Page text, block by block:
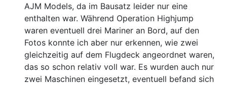
AJM Models, da im Bausatz leider nur eine
enthalten war. Während Operation Highjump
waren eventuell drei Mariner an Bord, auf den
Fotos konnte ich aber nur erkennen, wie zwei
gleichzeitig auf dem Flugdeck angeordnet waren,
das so schon relativ voll war. Es wurden auch nur
zwei Maschinen eingesetzt, eventuell befand sich